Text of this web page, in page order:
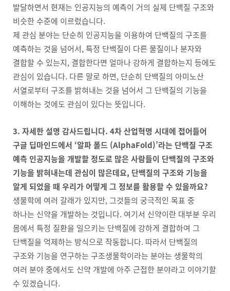
발달하면서 현재는 인공지능의 예측이 거의 실제 단백질 구조와
비슷한 수준에 이르렀습니다.
제 관심 분야는 단순히 인공지능을 이용하여 단백질의 구조를
예측하는 것을 넘어서, 특정 단백질이 다른 물질이나 분자와
결합할 수 있는지, 결합한다면 얼마나 강하게 결합하는지 등에도
관심이 있습니다. 다른 말로 하면, 단순히 단백질의 아미노산
서열로부터 구조를 밝혀내는 것을 넘어서 그 단백질의 기능을
이해하는 것에도 관심이 있다는 뜻입니다.
3. 자세한 설명 감사드립니다. 4차 산업혁명 시대에 접어들어
구글 딥마인드에서 ‘알파 폴드 (AlphaFold)’라는 단백질 구조
예측 인공지능을 개발할 정도로 많은 사람들이 단백질의 구조와
기능을 밝혀내는데 관심이 많은데요, 단백질의 구조와 기능을
알게 되었을 때 우리가 어떻게 그 정보를 활용할 수 있을까요?
생물학에 여러 갈래가 있지만, 그것들의 궁극적인 목표 중
하나는 신약을 개발하는 것입니다. 여기서 신약이란 대부분 우리
몸에서 특정 질환을 일으키는 단백질에 강하게 결합하여 그
단백질을 억제하는 방식으로 작동합니다. 따라서 단백질의
구조와 기능을 연구하는 구조생물학이라는 분야는 생물학의
여러 분야 중에서도 신약 개발에 아주 근접한 분야라고 이야기할
수 있겠습니다.